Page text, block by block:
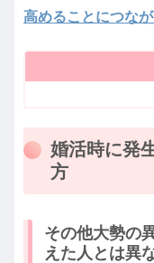
高めることにつな
婚活時に発
方
その他大勢の
えた人とは異